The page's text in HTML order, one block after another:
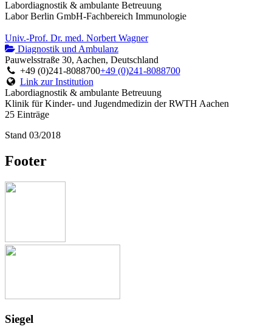
Labordiagnostik & ambulante Betreuung
Labor Berlin GmbH-Fachbereich Immunologie
Univ.-Prof. Dr. med. Norbert Wagner
Diagnostik und Ambulanz
Pauwelsstraße 30, Aachen, Deutschland
+49 (0)241-8088700+49 (0)241-8088700
Link zur Institution
Labordiagnostik & ambulante Betreuung
Klinik für Kinder- und Jugendmedizin der RWTH Aachen
25 Einträge
Stand 03/2018
Footer
Siegel